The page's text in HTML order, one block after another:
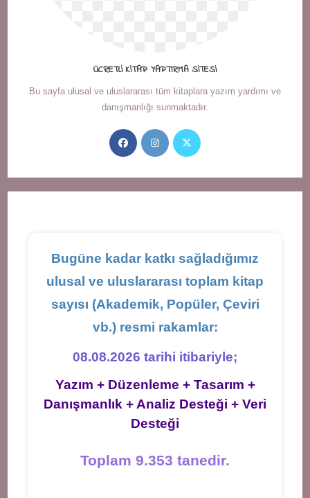
ÜCRETLI KITAP YAPTIRMA SITESI
Bu sayfa ulusal ve uluslararası tüm kitaplara yazım yardımı ve
danışmanlığı sunmaktadır.
Opens
in
Opens
in
Opens
Bugüne kadar katkı sağladığımız
ulusal ve uluslararası toplam kitap
sayısı (Akademik, Popüler, Çeviri
vb.) resmi rakamlar:
08.08.2026 tarihi itibariyle;
Yazım + Düzenleme + Tasarım +
Danışmanlık + Analiz Desteği + Veri
Desteği
Toplam 9.353 tanedir.